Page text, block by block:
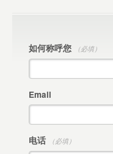
如何称呼您 （必填）
Email
电话 （必填）